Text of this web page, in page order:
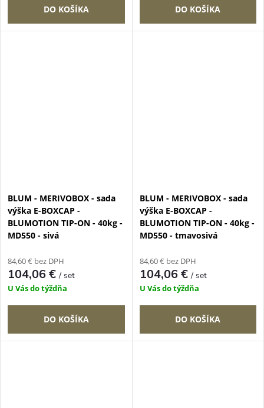
DO KOŠÍKA DO KOŠÍKA
BLUM - MERIVOBOX - sada
výška E-BOXCAP -
BLUMOTION TIP-ON - 40kg -
MD550 - sivá
84,60 € bez DPH
104,06 €/ set
U Vás do týždňa
DO KOŠÍKA
BLUM - MERIVOBOX - sada
výška E-BOXCAP -
BLUMOTION TIP-ON - 40kg -
MD550 - tmavosivá
84,60 € bez DPH
104,06 €/ set
U Vás do týždňa
DO KOŠÍKA